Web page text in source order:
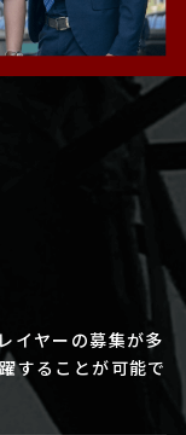
イヤーの募集が多
することが可能で